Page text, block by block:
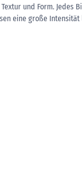
und Form. Jedes
eine große Intensität